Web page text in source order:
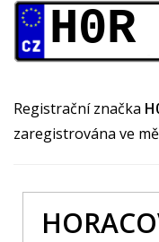
H0R
Registrační značka
zaregistrována ve